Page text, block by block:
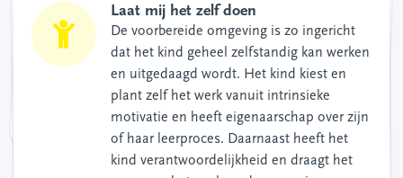
Help mij het zelf doen
Wij werken met korte instructies, waarbij
de leerkracht sturend is. Daarnaast is er
veel tijd en ruimte om het geleerde samen
in te oefenen. De leerkracht helpt het kind
en kinderen helpen elkaar.
Leer mij het zelf doen
In de klas is er veel ruimte voor
zelfstandige verwerking. Het kind leert
door zelf te oefenen en om hulp te vragen
wanneer nodig. We werken met
uitgestelde aandacht, waardoor het kind
leert zelfstandig verder te werken. Een
weekplanning helpt hierbij. Daarnaast
Laat mij het zelf doen
De voorbereide omgeving is zo ingericht
dat het kind geheel zelfstandig kan werken
en uitgedaagd wordt. Het kind kiest en
plant zelf het werk vanuit intrinsieke
motivatie en heeft eigenaarschap over zijn
of haar leerproces. Daarnaast heeft het
kind verantwoordelijkheid en draagt het